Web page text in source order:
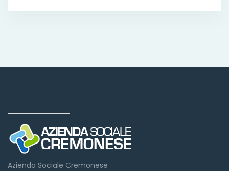
Azienda Sociale Cremonese